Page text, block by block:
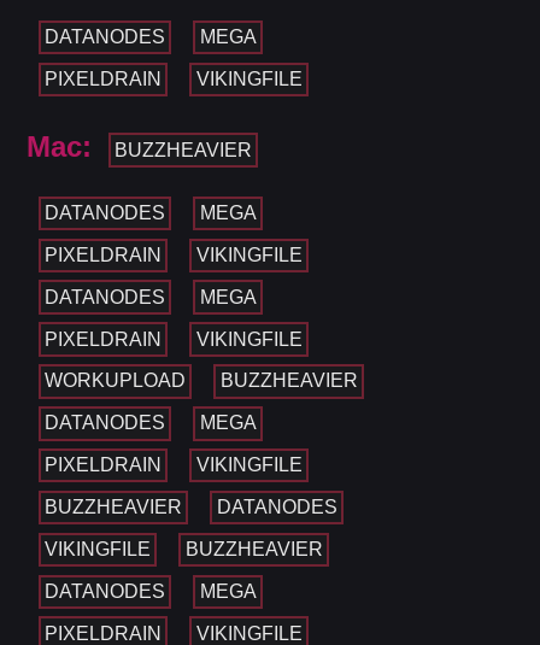
DATANODES MEGA
PIXELDRAIN VIKINGFILE
Mac: BUZZHEAVIER
DATANODES MEGA
PIXELDRAIN VIKINGFILE
DATANODES MEGA
PIXELDRAIN VIKINGFILE
WORKUPLOAD BUZZHEAVIER
DATANODES MEGA
PIXELDRAIN VIKINGFILE
BUZZHEAVIER DATANODES
VIKINGFILE BUZZHEAVIER
DATANODES MEGA
PIXELDRAIN VIKINGFILE